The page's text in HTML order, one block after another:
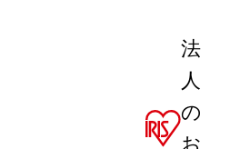
法
人
の
お